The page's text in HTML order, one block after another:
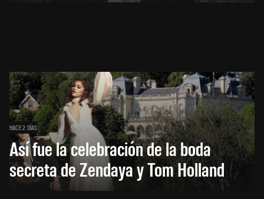
HACE 2 DÍAS
Así fue la celebración de la boda
secreta de Zendaya y Tom Holland